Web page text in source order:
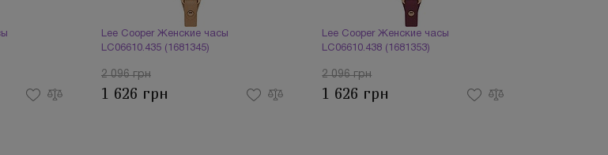
Lee Cooper Женские часы
LC06610.435 (1681345)
2 096 грн
1 626 грн
Lee Cooper Женские часы
LC06610.438 (1681353)
2 096 грн
1 626 грн